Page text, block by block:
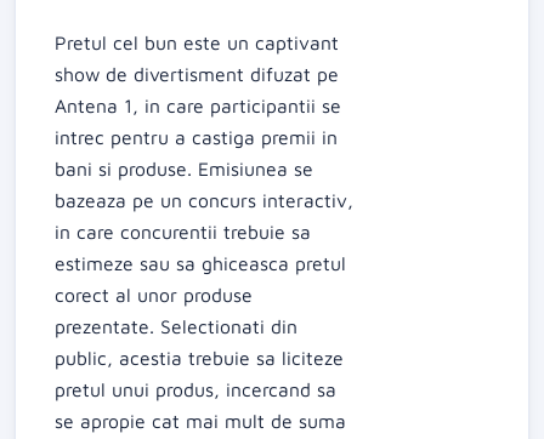
Pretul cel bun este un captivant
show de divertisment difuzat pe
Antena 1, in care participantii se
intrec pentru a castiga premii in
bani si produse. Emisiunea se
bazeaza pe un concurs interactiv,
in care concurentii trebuie sa
estimeze sau sa ghiceasca pretul
corect al unor produse
prezentate. Selectionati din
public, acestia trebuie sa liciteze
pretul unui produs, incercand sa
se apropie cat mai mult de suma